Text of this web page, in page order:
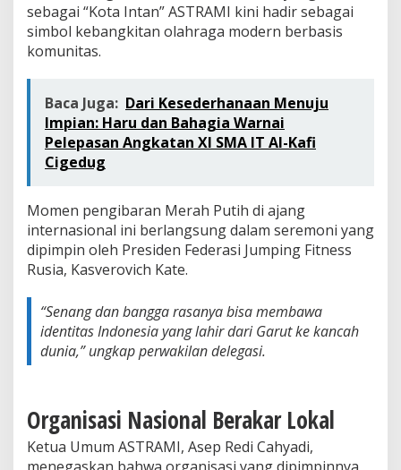
sebagai “Kota Intan” ASTRAMI kini hadir sebagai
simbol kebangkitan olahraga modern berbasis
komunitas.
Baca Juga: Dari Kesederhanaan Menuju
Impian: Haru dan Bahagia Warnai
Pelepasan Angkatan XI SMA IT Al-Kafi
Cigedug
Momen pengibaran Merah Putih di ajang
internasional ini berlangsung dalam seremoni yang
dipimpin oleh Presiden Federasi Jumping Fitness
Rusia, Kasverovich Kate.
“Senang dan bangga rasanya bisa membawa
identitas Indonesia yang lahir dari Garut ke kancah
dunia,” ungkap perwakilan delegasi.
Organisasi Nasional Berakar Lokal
Ketua Umum ASTRAMI, Asep Redi Cahyadi,